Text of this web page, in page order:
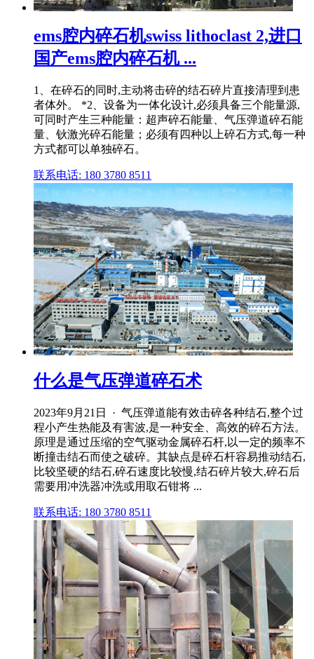
ems腔内碎石机swiss lithoclast 2,进口
国产ems腔内碎石机 ...
1、在碎石的同时,主动将击碎的结石碎片直接清理到患
者体外。 *2、设备为一体化设计,必须具备三个能量源,
可同时产生三种能量：超声碎石能量、气压弹道碎石能
量、钬激光碎石能量；必须有四种以上碎石方式,每一种
方式都可以单独碎石。
联系电话: 180 3780 8511
什么是气压弹道碎石术
2023年9月21日 · 气压弹道能有效击碎各种结石,整个过
程小产生热能及有害波,是一种安全、高效的碎石方法。
原理是通过压缩的空气驱动金属碎石杆,以一定的频率不
断撞击结石而使之破碎。其缺点是碎石杆容易推动结石,
比较坚硬的结石,碎石速度比较慢,结石碎片较大,碎石后
需要用冲洗器冲洗或用取石钳将 ...
联系电话: 180 3780 8511